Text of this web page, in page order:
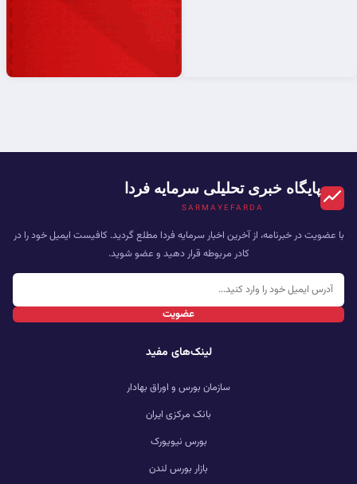
پایگاه خبری تحلیلی سرمایه فردا
SARMAYEFARDA
با عضویت در خبرنامه، از آخرین اخبار سرمایه فردا مطلع گردید. کافیست ایمیل خود را در
کادر مربوطه قرار دهید و عضو شوید.
عضویت
لینک‌های مفید
سازمان بورس و اوراق بهادار
بانک مرکزی ایران
بورس نیویورک
بازار بورس لندن